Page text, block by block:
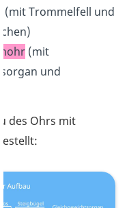
(mit Trommelfell und
(mit
und
des Ohrs mit